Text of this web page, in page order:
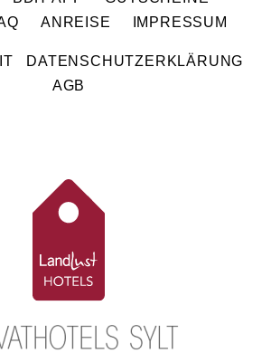
ANREISE IMPRESSUM
DATENSCHUTZERKLÄRUNG
AGB